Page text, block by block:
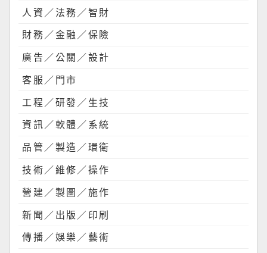
人資／法務／智財
財務／金融／保險
廣告／公關／設計
客服／門市
工程／研發／生技
資訊／軟體／系統
品管／製造／環衛
技術／維修／操作
營建／製圖／施作
新聞／出版／印刷
傳播／娛樂／藝術